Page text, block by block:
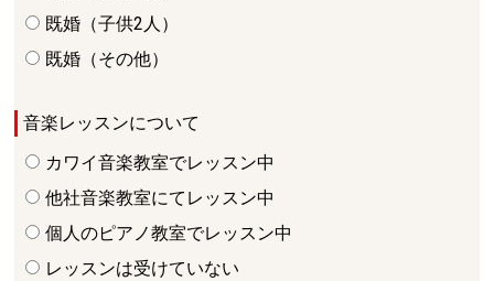
既婚（子供2人）
既婚（その他）
音楽レッスンについて
カワイ音楽教室でレッスン中
他社音楽教室にてレッスン中
個人のピアノ教室でレッスン中
レッスンは受けていない